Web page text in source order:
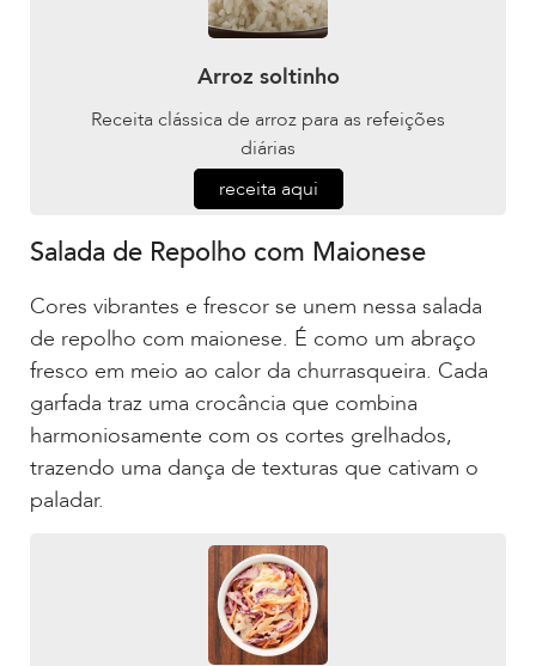
Arroz soltinho
Receita clássica de arroz para as refeições
diárias
receita aqui
Salada de Repolho com Maionese
Cores vibrantes e frescor se unem nessa salada
de repolho com maionese. É como um abraço
fresco em meio ao calor da churrasqueira. Cada
garfada traz uma crocância que combina
harmoniosamente com os cortes grelhados,
trazendo uma dança de texturas que cativam o
paladar.